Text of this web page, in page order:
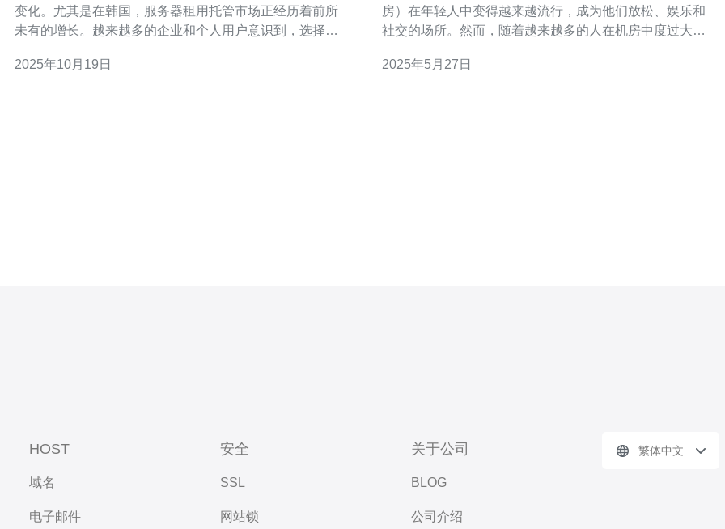
变化。尤其是在韩国，服务器租用托管市场正经历着前所
未有的增长。越来越多的企业和个人用户意识到，选择合
中，我们将探讨韩国服务器租用托管市场的现状与未来的
2025年10月19日
房）在年轻人中变得越来越流行，成为他们放松、娱乐和
社交的场所。然而，随着越来越多的人在机房中度过大量
些韩国人在机房内遇到意外情况时，发出求助信号却遭到
2025年5月27日
HOST
域名
电子邮件
安全
SSL
网站锁
关于公司
BLOG
公司介绍
繁体中文